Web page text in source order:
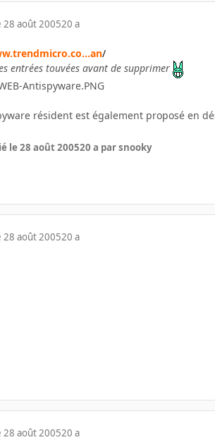
28 août 200520 a
/
entrées touvées avant de supprimer
résident est également proposé en
le 28 août 200520 a par snooky
28 août 200520 a
28 août 200520 a